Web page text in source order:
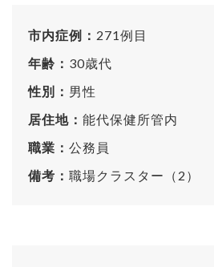
市内症例： 271例目
年齢： 30歳代
性別： 男性
居住地： 能代保健所管内
職業： 公務員
備考： 職場クラスター（2）